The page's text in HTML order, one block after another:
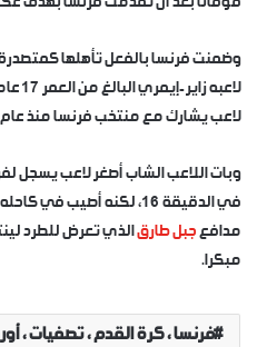
وضمنت فرنسا بالفعل تأهلها
لاعب يشارك مع منتخب فرنسا منذ عام 1914.
وبات اللاعب الشاب أصغر لاعب يسجل
في الدقيقة 16، لكنه أصيب
مدافعجبل طارقالذي تعرض للطرد
مبكرا.
فرنسا ، كرة القدم ، تصفيات ،